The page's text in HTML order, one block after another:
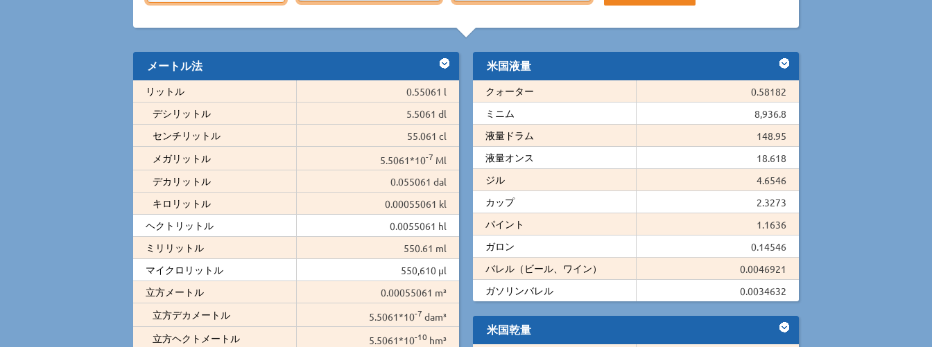
メートル法
リットル
0.55061 l
デシリットル
5.5061 dl
センチリットル
55.061 cl
メガリットル
5.5061*10-7 Ml
デカリットル
0.055061 dal
キロリットル
0.00055061 kl
ヘクトリットル
0.0055061 hl
ミリリットル
550.61 ml
マイクロリットル
550,610 µl
立方メートル
0.00055061 m³
立方デカメートル
5.5061*10-7 dam³
立方ヘクトメートル
5.5061*10-10 hm³
米国液量
クォーター
0.58182
ミニム
8,936.8
液量ドラム
148.95
液量オンス
18.618
ジル
4.6546
カップ
2.3273
パイント
1.1636
ガロン
0.14546
バレル（ビール、ワイン）
0.0046921
ガソリンバレル
0.0034632
米国乾量